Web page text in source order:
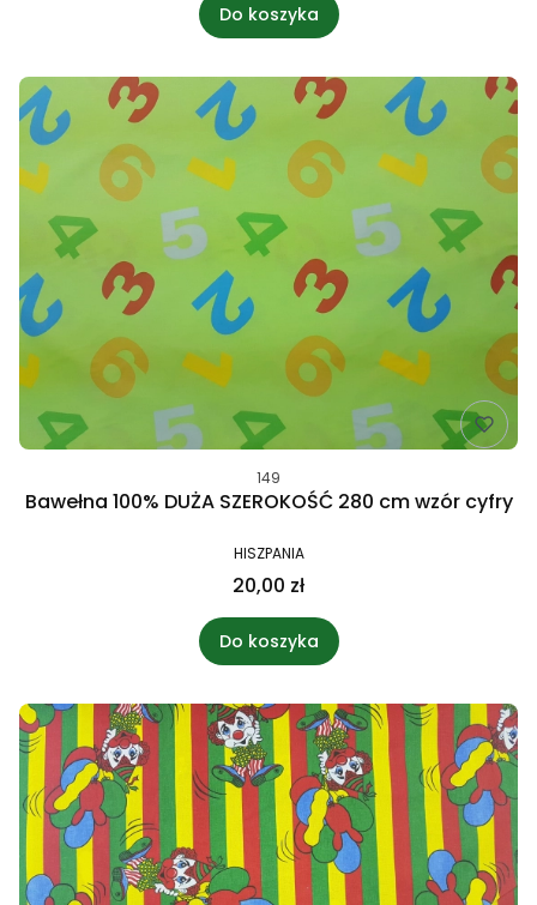
Do koszyka
149
Bawełna 100% DUŻA SZEROKOŚĆ 280 cm wzór cyfry
HISZPANIA
20,00 zł
Do koszyka